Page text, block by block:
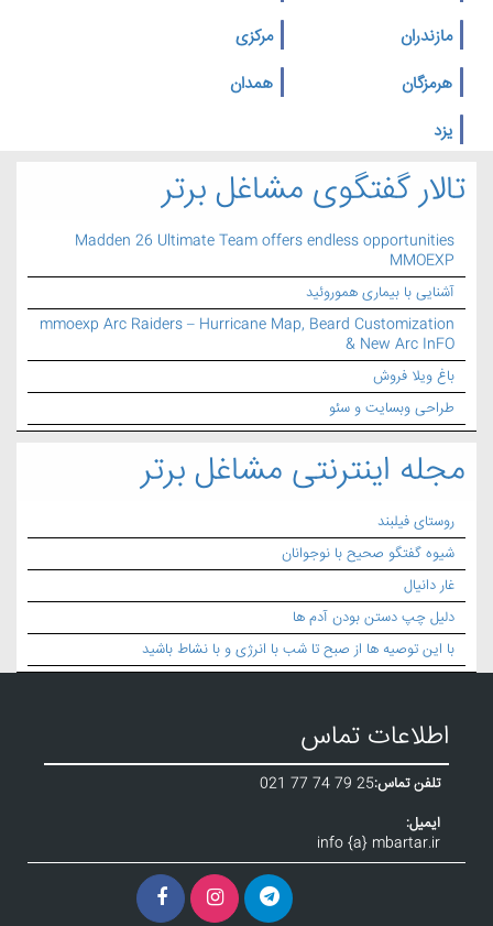
مازندران
مرکزی
هرمزگان
همدان
یزد
تالار گفتگوی مشاغل برتر
Madden 26 Ultimate Team offers endless opportunities
MMOEXP
آشنایی با بیماری هموروئید
mmoexp Arc Raiders – Hurricane Map, Beard Customization
& New Arc InFO
باغ ویلا فروش
طراحی وبسایت و سئو
مجله اینترنتی مشاغل برتر
روستای فیلبند
شیوه گفتگو صحیح با نوجوانان
غار دانیال
دلیل چپ دستن بودن آدم ها
با این توصیه ها از صبح تا شب با انرژی و با نشاط باشید
اطلاعات تماس
تلفن تماس:021 77 74 79 25
ایمیل:
info {a} mbartar.ir